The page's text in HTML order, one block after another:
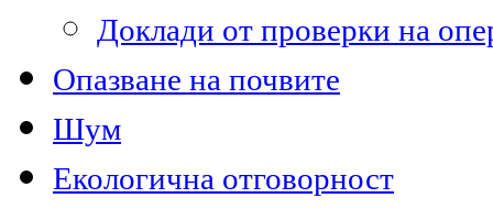
Доклади от проверки на
Опазване на почвите
Шум
Екологична отговорност